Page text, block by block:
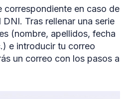
correspondiente en caso de
Tras rellenar una serie
(nombre, apellidos, fecha
e introducir tu correo
un correo con los pasos a